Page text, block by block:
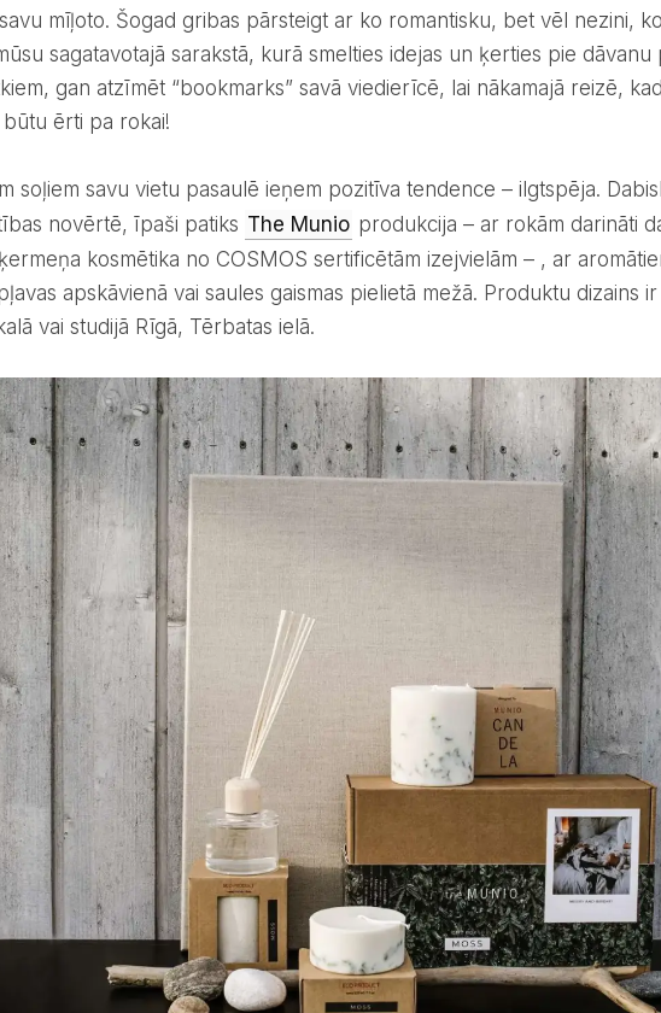
mīļoto. Šogad gribas pārsteigt ar ko romantisku, bet vēl nezini,
sagatavotajā sarakstā, kurā smelties idejas un ķerties pie
gan atzīmēt “bookmarks” savā viedierīcē, lai nākamajā reizē,
ērti pa rokai!
novērtē, īpaši patiks The Munio produkcija – ar rokām darināti
kosmētika no COSMOS sertificētām izejvielām – , ar
apskāvienā vai saules gaismas pielietā mežā. Produktu dizains
vai studijā Rīgā, Tērbatas ielā.